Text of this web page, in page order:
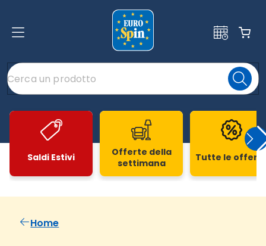
Saldi Estivi
Offerte della
settimana
Tutte le
Home